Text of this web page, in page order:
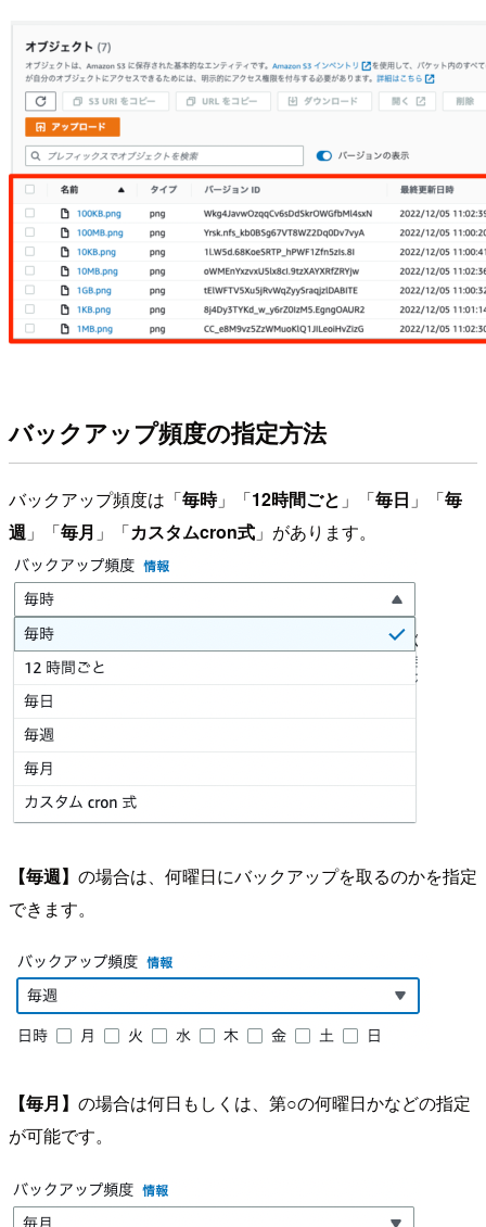
バックアップ頻度の指定方法
バックアップ頻度は「毎時」「12時間ごと 」「毎日 」「毎
週 」「毎月 」「カスタムcron式 」があります。
【毎週】 の場合は、何曜日にバックアップを取るのかを指定
できます。
【毎月】 の場合は何日もしくは、第○の何曜日かなどの指定
が可能です。